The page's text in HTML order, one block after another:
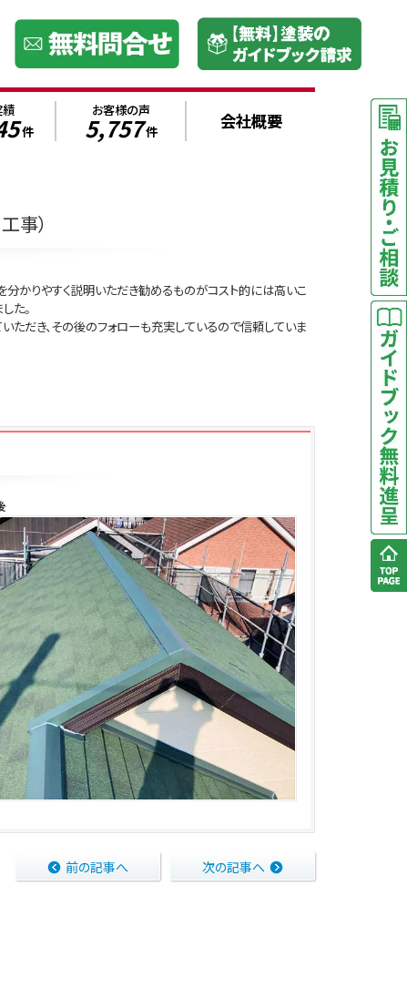
件
お客様の声
5,757件 会社概要
事）
かりやすく説明いただき勧めるものがコスト的には高いこ
た。
だき、その後のフォローも充実しているので信頼していま
次の記事へ
前の記事へ